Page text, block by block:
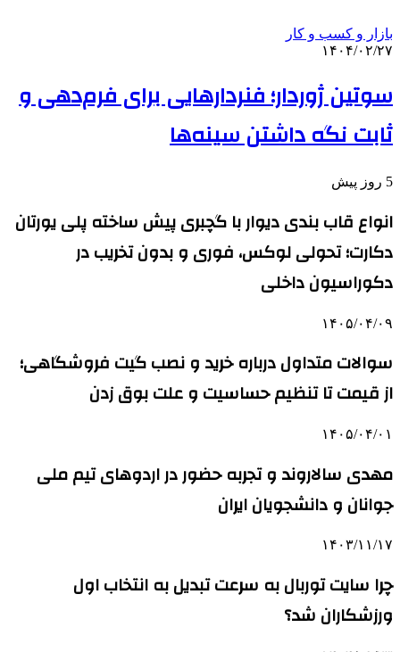
بازار و کسب و کار
۱۴۰۴/۰۲/۲۷
سوتین ژوردار؛ فنردارهایی برای فرم‌دهی و
ثابت نگه داشتن سینه‌ها
5 روز پیش
انواع قاب بندی دیوار با گچبری پیش ساخته پلی یورتان
دکارت؛ تحولی لوکس، فوری و بدون تخریب در
دکوراسیون داخلی
۱۴۰۵/۰۴/۰۹
سوالات متداول درباره خرید و نصب گیت فروشگاهی؛
از قیمت تا تنظیم حساسیت و علت بوق زدن
۱۴۰۵/۰۴/۰۱
مهدی سالاروند و تجربه حضور در اردوهای تیم ملی
جوانان و دانشجویان ایران
۱۴۰۳/۱۱/۱۷
چرا سایت توربال به ‌سرعت تبدیل به انتخاب اول
ورزشکاران شد؟